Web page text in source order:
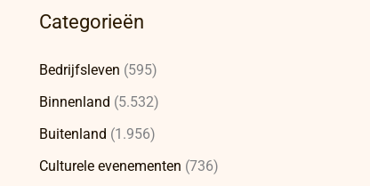
Categorieën
Bedrijfsleven (595)
Binnenland (5.532)
Buitenland (1.956)
Culturele evenementen (736)